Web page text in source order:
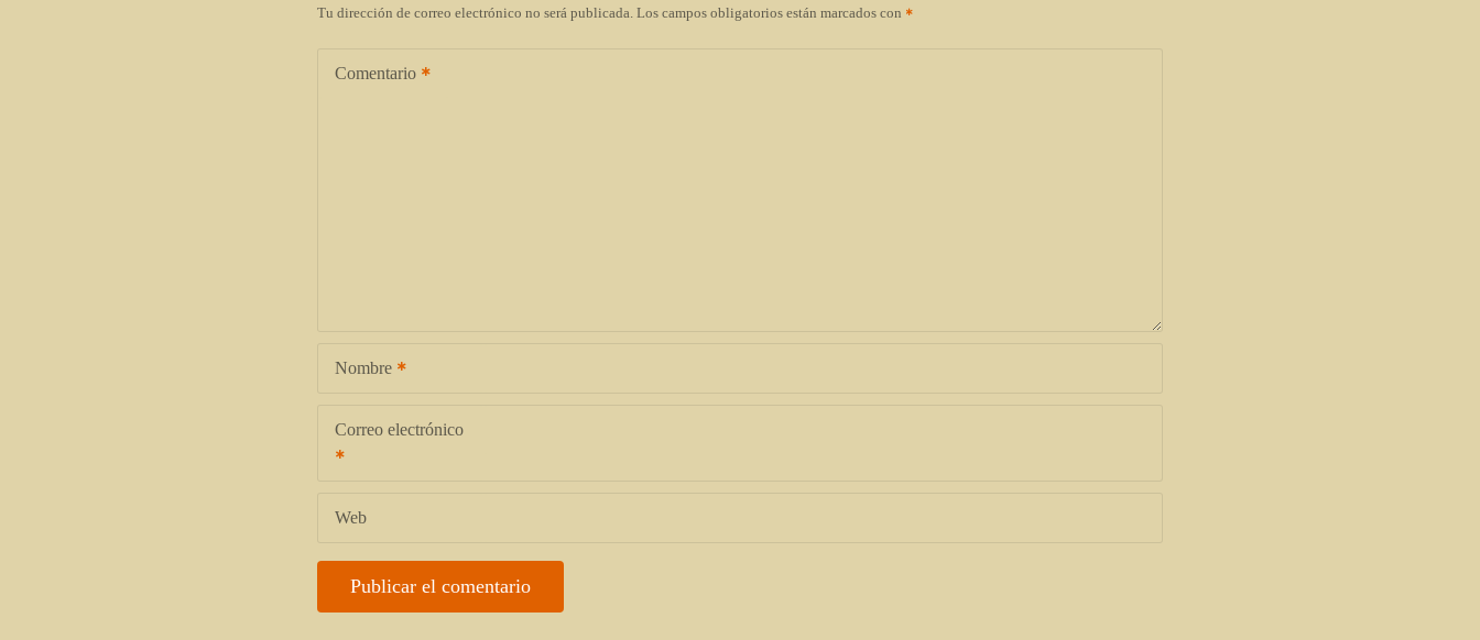
Tu dirección de correo electrónico no será publicada. Los campos obligatorios están marcados con
Comentario
Nombre
Correo electrónico
Web